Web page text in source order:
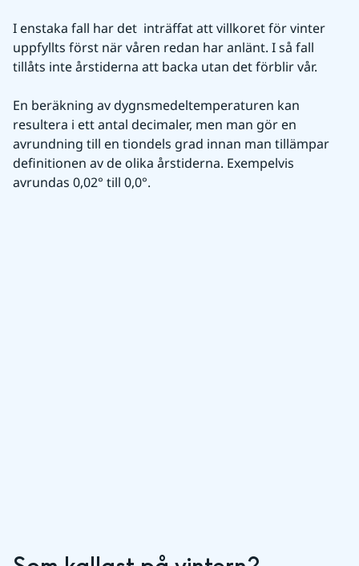
I enstaka fall har det  inträffat att villkoret för vinter
uppfyllts först när våren redan har anlänt. I så fall
tillåts inte årstiderna att backa utan det förblir vår.
En beräkning av dygnsmedeltemperaturen kan
resultera i ett antal decimaler, men man gör en
avrundning till en tiondels grad innan man tillämpar
definitionen av de olika årstiderna. Exempelvis
avrundas 0,02° till 0,0°.